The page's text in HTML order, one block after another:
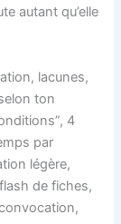
autant qu’elle
lacunes,
ton
4
par
légère,
de fiches,